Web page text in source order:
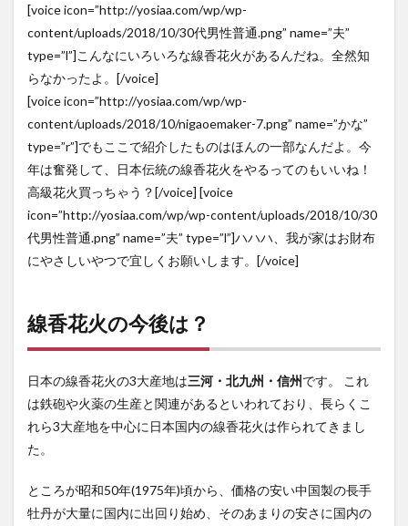
[voice icon=”http://yosiaa.com/wp/wp-
content/uploads/2018/10/30代男性普通.png” name=”夫”
type=”l”]こんなにいろいろな線香花火があるんだね。全然知
らなかったよ。[/voice]
[voice icon=”http://yosiaa.com/wp/wp-
content/uploads/2018/10/nigaoemaker-7.png” name=”かな”
type=”r”]でもここで紹介したものはほんの一部なんだよ。今
年は奮発して、日本伝統の線香花火をやるってのもいいね！
高級花火買っちゃう？[/voice] [voice
icon=”http://yosiaa.com/wp/wp-content/uploads/2018/10/30
代男性普通.png” name=”夫” type=”l”]ハハハ、我が家はお財布
にやさしいやつで宜しくお願いします。[/voice]
線香花火の今後は？
日本の線香花火の3大産地は三河・北九州・信州です。 これ
は鉄砲や火薬の生産と関連があるといわれており、長らくこ
れら3大産地を中心に日本国内の線香花火は作られてきまし
た。
ところが昭和50年(1975年)頃から、価格の安い中国製の長手
牡丹が大量に国内に出回り始め、そのあまりの安さに国内の